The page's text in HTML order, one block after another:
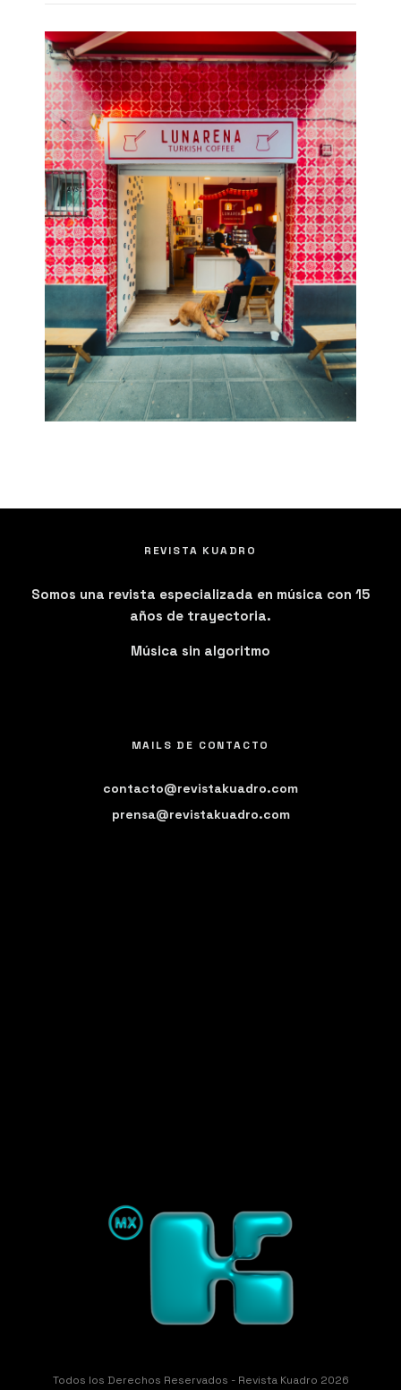
REVISTA KUADRO
Somos una revista especializada en música con 15
años de trayectoria.
Música sin algoritmo
MAILS DE CONTACTO
contacto@revistakuadro.com
prensa@revistakuadro.com
Todos los Derechos Reservados - Revista Kuadro 2026